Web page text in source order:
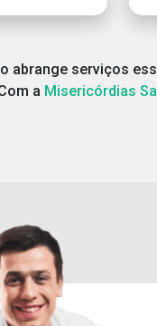
abrange serviços
a Misericórdias